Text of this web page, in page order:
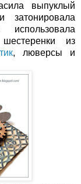
выпуклый
затонировала
из
, люверсы и